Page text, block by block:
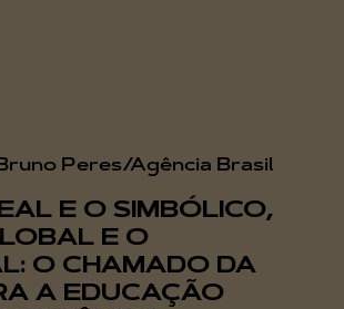
E O SIMBÓLICO,
E O
O CHAMADO DA
A EDUCAÇÃO